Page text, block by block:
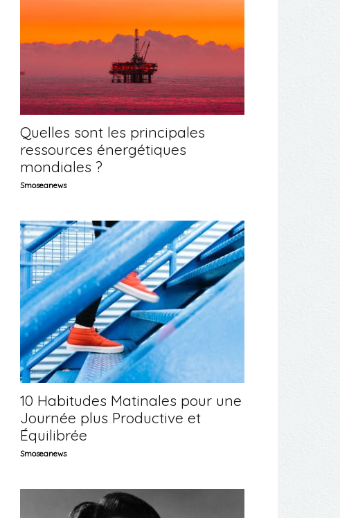
Quelles sont les principales
ressources énergétiques
mondiales ?
Smoseanews
10 Habitudes Matinales pour une
Journée plus Productive et
Équilibrée
Smoseanews